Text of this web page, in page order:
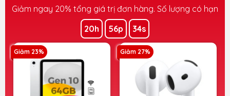
Giảm ngay 20% tổng giá trị đơn hàng. Số lượng có hạn
Giảm ngay 100K cho khách hàng Xoăn Store
20h
56p 33s